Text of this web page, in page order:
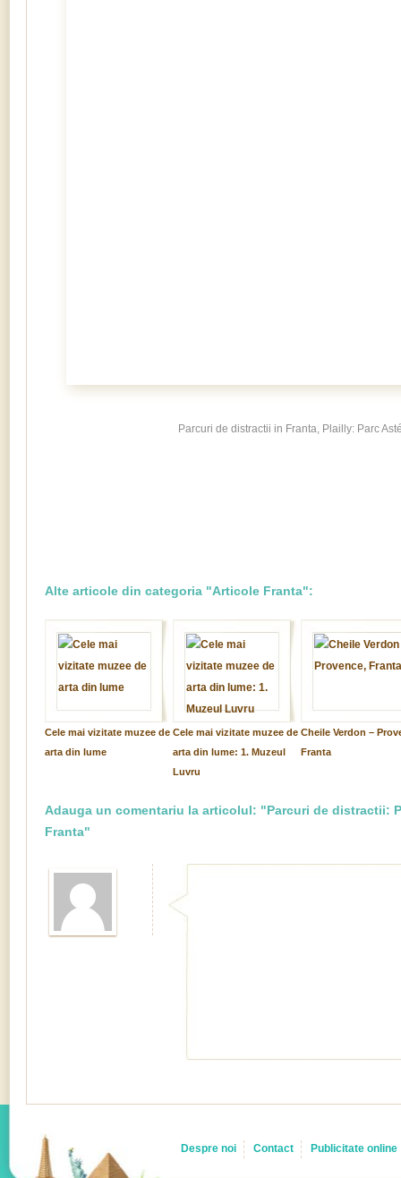
Parcuri de distractii in Franta, Plailly: Parc
Alte articole din categoria "Articole Franta":
Cele mai vizitate muzee de
arta din lume
Cele mai vizitate muzee de
arta din lume: 1. Muzeul
Luvru
Cheile Verdon –
Franta
Adauga un comentariu la articolul: "Parcuri de distractii:
Franta"
Despre noi Contact Publicitate online